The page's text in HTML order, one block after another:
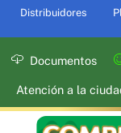
Distribuidores
Documentos
Atención a la